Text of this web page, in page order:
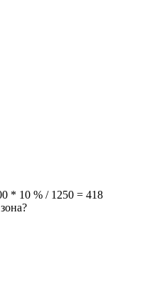
* 10 % / 1250 = 418